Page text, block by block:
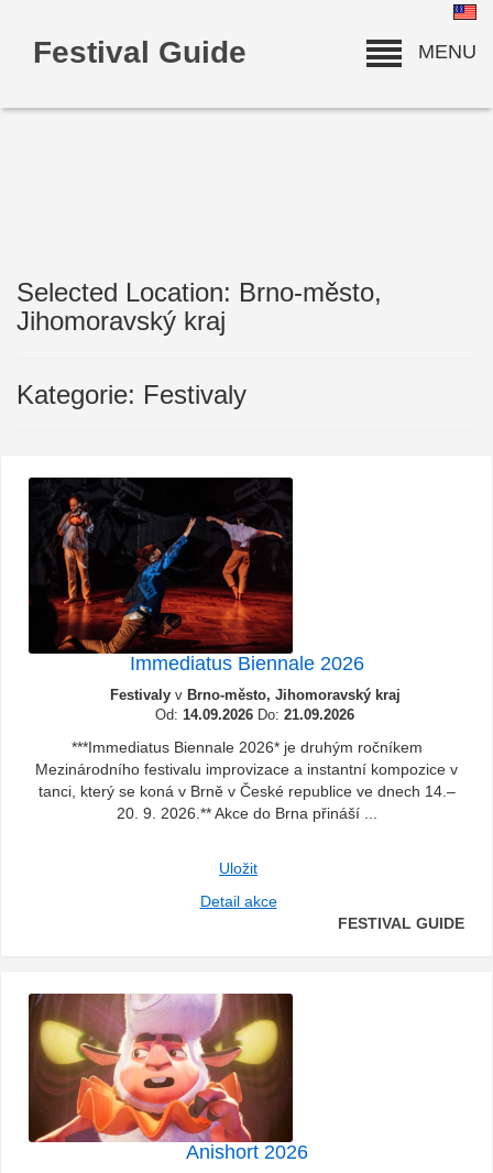
Festival Guide MENU
deneme bonusu
Selected Location: Brno-město,
Jihomoravský kraj
Kategorie: Festivaly
Immediatus Biennale 2026
Festivalyv Brno-město, Jihomoravský kraj
Od: 14.09.2026 Do: 21.09.2026
***Immediatus Biennale 2026* je druhým ročníkem
Mezinárodního festivalu improvizace a instantní kompozice v
tanci, který se koná v Brně v České republice ve dnech 14.–
20. 9. 2026.** Akce do Brna přináší ...
Uložit
Detail akce
FESTIVAL GUIDE
Anishort 2026